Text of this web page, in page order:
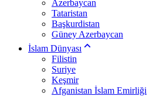
Azerbaycan
Tataristan
Başkurdistan
Güney Azerbaycan
İslam Dünyası
Filistin
Suriye
Keşmir
Afganistan İslam Emirliği